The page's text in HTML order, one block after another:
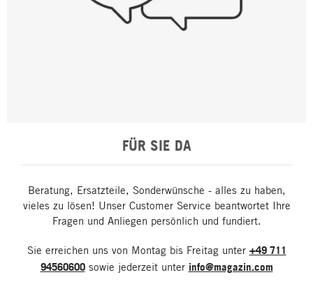
FÜR SIE DA
Beratung, Ersatzteile, Sonderwünsche - alles zu haben,
vieles zu lösen! Unser Customer Service beantwortet Ihre
Fragen und Anliegen persönlich und fundiert.
Sie erreichen uns von Montag bis Freitag unter +49 711
94560600sowie jederzeit unter info@magazin.com